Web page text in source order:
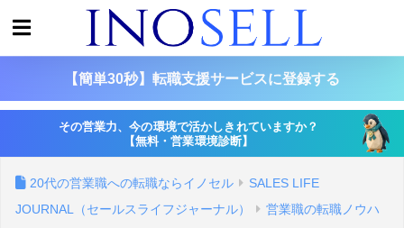
【簡単30秒】転職支援サービスに登録する
その営業力、今の環境で活かしきれていますか？
【無料・営業環境診断】
20代の営業職への転職ならイノセル
SALES LIFE
JOURNAL（セールスライフジャーナル）
営業職の転職ノウハ